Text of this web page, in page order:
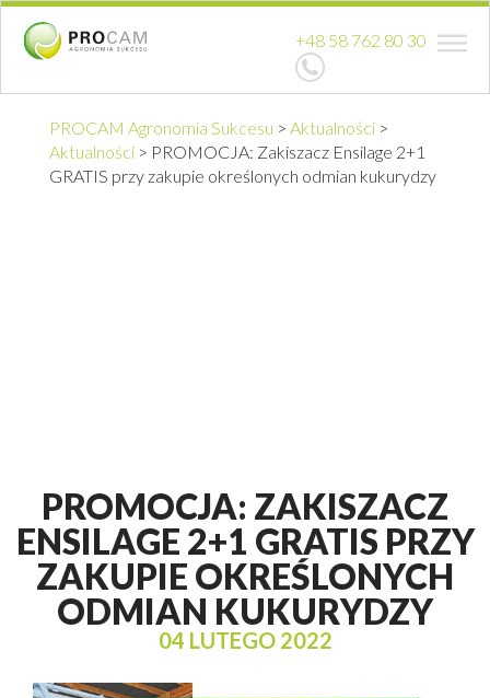
+48 58 762 80 30
PROCAM Agronomia Sukcesu > Aktualności >
Aktualności > PROMOCJA: Zakiszacz Ensilage 2+1
GRATIS przy zakupie określonych odmian kukurydzy
PROMOCJA: ZAKISZACZ
ENSILAGE 2+1 GRATIS PRZY
ZAKUPIE OKREŚLONYCH
ODMIAN KUKURYDZY
04 LUTEGO 2022